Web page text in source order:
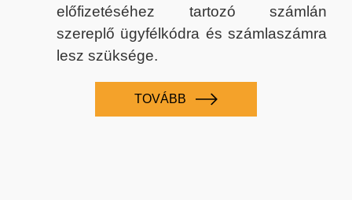
előfizetéséhez tartozó számlán
szereplő ügyfélkódra és számlaszámra
lesz szüksége.
TOVÁBB